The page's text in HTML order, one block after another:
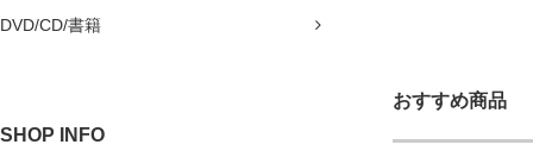
DVD/CD/書籍
SHOP INFO
おすすめ商品